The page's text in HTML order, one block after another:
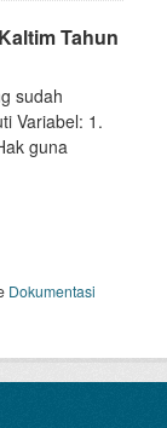
Tahun
sudah
Variabel: 1.
guna
Dokumentasi